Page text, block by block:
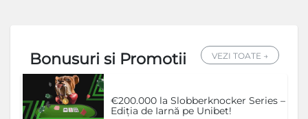
Bonusuri si Promotii VEZI TOATE →
€200.000 la Slobberknocker Series –
Ediția de Iarnă pe Unibet!